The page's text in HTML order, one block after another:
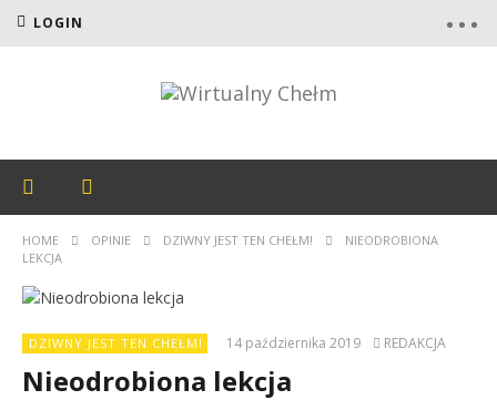
LOGIN
HOME OPINIE DZIWNY JEST TEN CHEŁM!
NIEODROBIONA
LEKCJA
DZIWNY JEST TEN CHEŁM! 14 października 2019 REDAKCJA
Nieodrobiona lekcja